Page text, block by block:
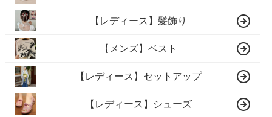
【レディース】髪飾り
【メンズ】ベスト
【レディース】セットアップ
【レディース】シューズ